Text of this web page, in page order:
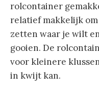
rolcontainer
relatief makkelijk
zetten waar je wilt
gooien. De
voor kleinere
in kwijt kan.